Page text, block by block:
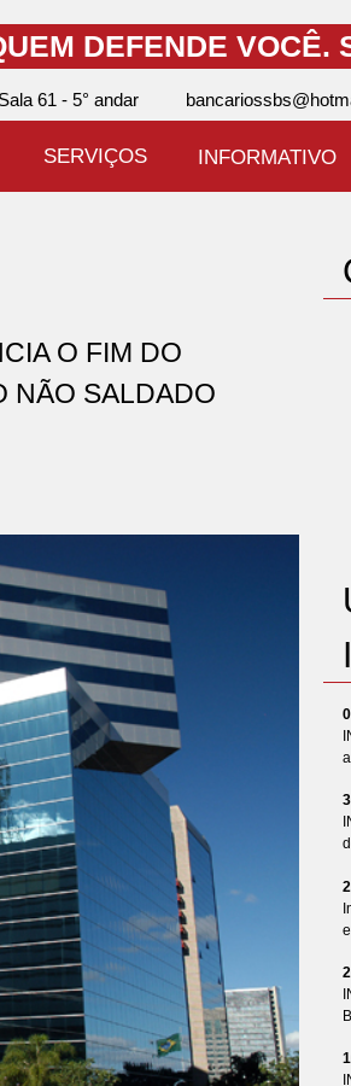
DEFENDE VOCÊ.
61 - 5° andar
SERVIÇOS INFORMATIVO
O FIM DO
NÃO SALDADO